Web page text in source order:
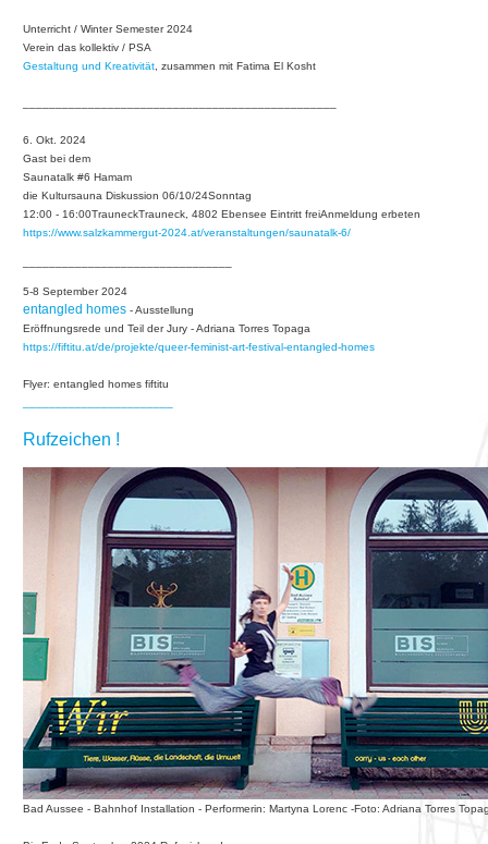
Unterricht / Winter Semester 2024
Verein das kollektiv / PSA
Gestaltung und Kreativität , zusammen mit Fatima El Kosht
6. Okt. 2024
Gast bei dem
Saunatalk #6 Hamam
die Kultursauna Diskussion 06/10/24Sonntag
12:00 - 16:00TrauneckTrauneck, 4802 Ebensee Eintritt freiAnmeldung erbeten
https://www.salzkammergut-2024.at/veranstaltungen/saunatalk-6/
5-8 September 2024
entangled homes - Ausstellung
Eröffnungsrede und Teil der Jury - Adriana Torres Topaga
https://fiftitu.at/de/projekte/queer-feminist-art-festival-entangled-homes
Flyer: entangled homes fiftitu
Rufzeichen !
Bad Aussee - Bahnhof Installation - Performerin: Martyna Lorenc -Foto: Adriana Torres